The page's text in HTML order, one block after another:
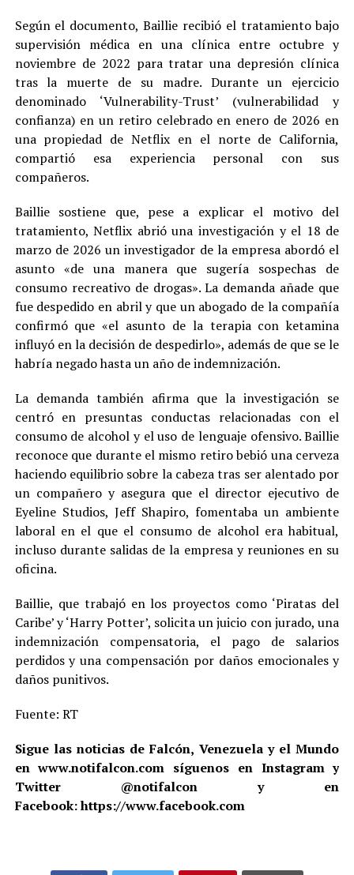
Según el documento, Baillie recibió el tratamiento bajo
supervisión médica en una clínica entre octubre y
noviembre de 2022 para tratar una depresión clínica
tras la muerte de su madre. Durante un ejercicio
denominado ‘Vulnerability-Trust’ (vulnerabilidad y
confianza) en un retiro celebrado en enero de 2026 en
una propiedad de Netflix en el norte de California,
compartió esa experiencia personal con sus
compañeros.
Baillie sostiene que, pese a explicar el motivo del
tratamiento, Netflix abrió una investigación y el 18 de
marzo de 2026 un investigador de la empresa abordó el
asunto «de una manera que sugería sospechas de
consumo recreativo de drogas». La demanda añade que
fue despedido en abril y que un abogado de la compañía
confirmó que «el asunto de la terapia con ketamina
influyó en la decisión de despedirlo», además de que se le
habría negado hasta un año de indemnización.
La demanda también afirma que la investigación se
centró en presuntas conductas relacionadas con el
consumo de alcohol y el uso de lenguaje ofensivo. Baillie
reconoce que durante el mismo retiro bebió una cerveza
haciendo equilibrio sobre la cabeza tras ser alentado por
un compañero y asegura que el director ejecutivo de
Eyeline Studios, Jeff Shapiro, fomentaba un ambiente
laboral en el que el consumo de alcohol era habitual,
incluso durante salidas de la empresa y reuniones en su
oficina.
Baillie, que trabajó en los proyectos como ‘Piratas del
Caribe’ y ‘Harry Potter’, solicita un juicio con jurado, una
indemnización compensatoria, el pago de salarios
perdidos y una compensación por daños emocionales y
daños punitivos.
Fuente: RT
Sigue las noticias de Falcón, Venezuela y el Mundo
en www.notifalcon.com síguenos en Instagram y
Twitter @notifalcon y en
Facebook: https://www.facebook.com